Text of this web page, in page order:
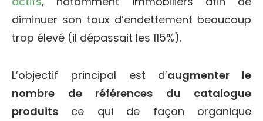
diminuer son taux d’endettement beaucoup
trop élevé (il dépassait les 115%).
L’objectif principal est d’augmenter le
nombre de références du catalogue
produits ce qui de façon organique